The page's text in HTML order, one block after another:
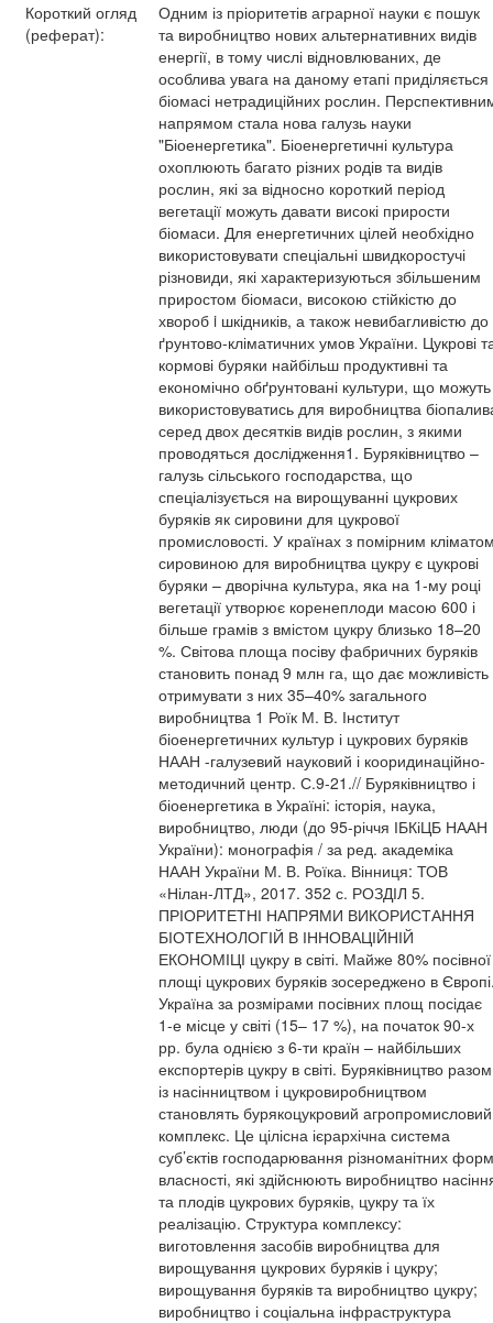
Короткий огляд
(реферат):
Одним із пріоритетів аграрної науки є пошук
та виробництво нових альтернативних видів
енергії, в тому числі відновлюваних, де
особлива увага на даному етапі приділяється
біомасі нетрадиційних рослин.
напрямом стала нова галузь науки
"Біоенергетика". Біоенергетичні культура
охоплюють багато різних родів та видів
рослин, які за відносно короткий період
вегетації можуть давати високі прирости
біомаси. Для енергетичних цілей необхідно
використовувати спеціальні швидкоростучі
різновиди, які характеризуються збільшеним
приростом біомаси, високою стійкістю до
хвороб i шкідників, а також невибагливістю до
ґрунтово-кліматичних умов України. Цукрові
кормові буряки найбільш продуктивні та
економічно обґрунтовані культури, що можуть
використовуватись для виробництва
серед двох десятків видів рослин, з якими
проводяться дослідження1. Буряківництво –
галузь сільського господарства, що
спеціалізується на вирощуванні цукрових
буряків як сировини для цукрової
промисловості. У країнах з помірним
сировиною для виробництва цукру є цукрові
буряки – дворічна культура, яка на 1-му році
вегетації утворює коренеплоди масою 600 і
більше грамів з вмістом цукру близько 18–20
%. Світова площа посіву фабричних буряків
становить понад 9 млн га, що дає можливість
отримувати з них 35–40% загального
виробництва 1 Роїк М. В. Інститут
біоенергетичних культур і цукрових буряків
НААН -галузевий науковий і кооридинаційно-
методичний центр. С.9-21.// Буряківництво і
біоенергетика в Україні: історія, наука,
виробництво, люди (до 95-річчя ІБКіЦБ НААН
України): монографія / за ред. академіка
НААН України М. В. Роїка. Вінниця: ТОВ
«Нілан-ЛТД», 2017. 352 с. РОЗДІЛ 5.
ПРІОРИТЕТНІ НАПРЯМИ ВИКОРИСТАННЯ
БІОТЕХНОЛОГІЙ В ІННОВАЦІЙНІЙ
ЕКОНОМІЦІ цукру в світі. Майже 80% посівної
площі цукрових буряків зосереджено в
Україна за розмірами посівних площ посідає
1-е місце у світі (15– 17 %), на початок 90-х
рр. була однією з 6-ти країн – найбільших
експортерів цукру в світі. Буряківництво разом
із насінництвом і цукровиробництвом
становлять бурякоцукровий агропромисловий
комплекс. Це цілісна ієрархічна система
суб’єктів господарювання різноманітних форм
власності, які здійснюють виробництво
та плодів цукрових буряків, цукру та їх
реалізацію. Структура комплексу:
виготовлення засобів виробництва для
вирощування цукрових буряків і цукру;
вирощування буряків та виробництво цукру;
виробництво і соціальна інфраструктура